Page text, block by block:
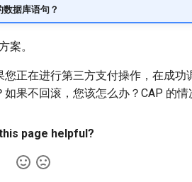
据库语句？
案。
正在进行第三方支付操作，在成功
果不回滚，您该怎么办？CAP 的情
page helpful?